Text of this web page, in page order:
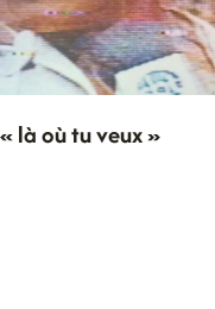
« là où tu veux »